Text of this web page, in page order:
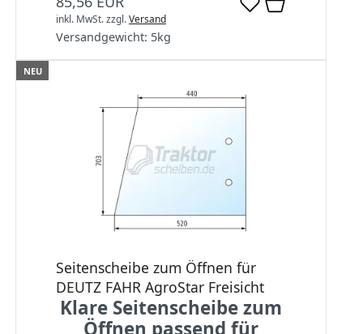
inkl. MwSt.zzgl.Versand
Versandgewicht: 5kg
NEU
Seitenscheibe zum Öffnen für
DEUTZ FAHR AgroStar Freisicht
Klare Seitenscheibe zum
Öffnen passend für